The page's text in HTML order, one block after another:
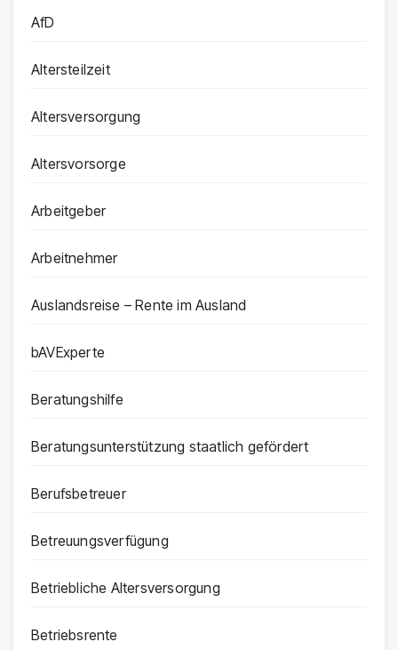
AfD
Altersteilzeit
Altersversorgung
Altersvorsorge
Arbeitgeber
Arbeitnehmer
Auslandsreise – Rente im Ausland
bAVExperte
Beratungshilfe
Beratungsunterstützung staatlich gefördert
Berufsbetreuer
Betreuungsverfügung
Betriebliche Altersversorgung
Betriebsrente